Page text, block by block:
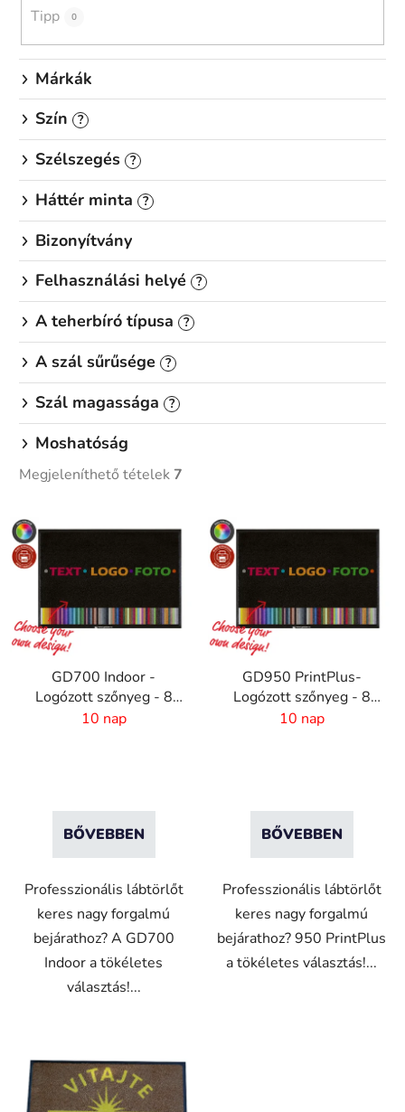
e
Tipp 0
Márkák
Szín
?
Szélszegés ?
Háttér minta ?
Bizonyítvány
Felhasználási helyé
?
A teherbíró típusa ?
A szál sűrűsége ?
Szál magassága ?
Moshatóság
Megjeleníthető tételek 7
T
e
r
k
GD700 Indoor -
Logózott szőnyeg - 8
mm szál - Egyedi méret
10 nap
BŐVEBBEN
Professzionális lábtörlőt
keres nagy forgalmú
bejárathoz? A GD700
Indoor a tökéletes
választás!...
GD950 PrintPlus-
Logózott szőnyeg - 8
mm szál - egyadi méret
10 nap
BŐVEBBEN
Professzionális lábtörlőt
keres nagy forgalmú
bejárathoz? 950 PrintPlus
a tökéletes választás!...